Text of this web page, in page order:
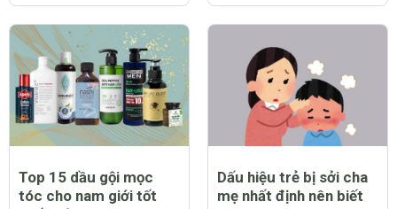
Top 15 dầu gội mọc
tóc cho nam giới tốt
Dấu hiệu trẻ bị sởi cha
mẹ nhất định nên biết